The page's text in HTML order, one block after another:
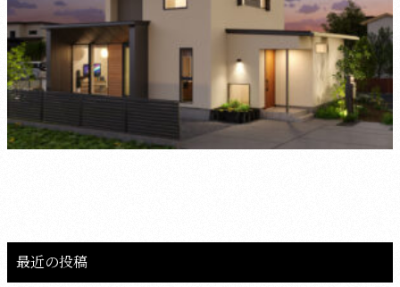
最近の投稿